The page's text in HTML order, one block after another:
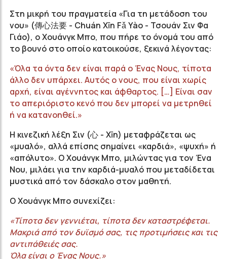
Στη μικρή του πραγματεία «Για τη μετάδοση του
νου» (傳心法要 - Chuán Xīn Fǎ Yào - Τσουάν Σιν Φα
Γιάο), ο Χουάνγκ Μπο, που πήρε το όνομά του από
το βουνό στο οποίο κατοικούσε, ξεκινά λέγοντας:
«Όλα τα όντα δεν είναι παρά ο Ένας Νους, τίποτα
άλλο δεν υπάρχει. Αυτός ο νους, που είναι χωρίς
αρχή, είναι αγέννητος και άφθαρτος. […] Είναι σαν
το απεριόριστο κενό που δεν μπορεί να μετρηθεί
ή να κατανοηθεί.»
Η κινεζική λέξη Σιν (心 - Xīn) μεταφράζεται ως
«μυαλό», αλλά επίσης σημαίνει «καρδιά», «ψυχή» ή
«απόλυτο». Ο Χουάνγκ Μπο, μιλώντας για τον Ένα
Νου, μιλάει για την καρδιά-μυαλό που μεταδίδεται
μυστικά από τον δάσκαλο στον μαθητή.
Ο Χουάνγκ Μπο συνεχίζει:
«Τίποτα δεν γεννιέται, τίποτα δεν καταστρέφεται.
Μακριά από τον δυϊσμό σας, τις προτιμήσεις και τις
αντιπάθειές σας.
Όλα είναι ο Ένας Νους.»